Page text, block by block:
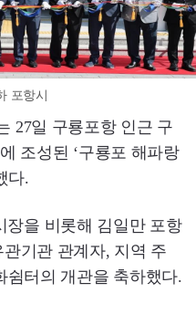
포항시
27일 구룡포항 인근 구
조성된 ‘구룡포 해파랑
다.
장을 비롯해 김일만 포항
기관 관계자, 지역 주
쉼터의 개관을 축하했다.